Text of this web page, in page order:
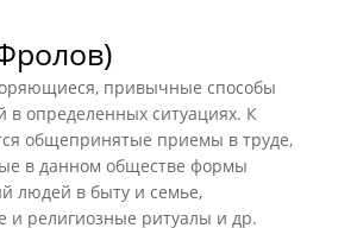
привычные способы
в определенных ситуациях. К
общепринятые приемы в труде,
в данном обществе формы
людей в быту и семье,
и религиозные ритуалы и др.